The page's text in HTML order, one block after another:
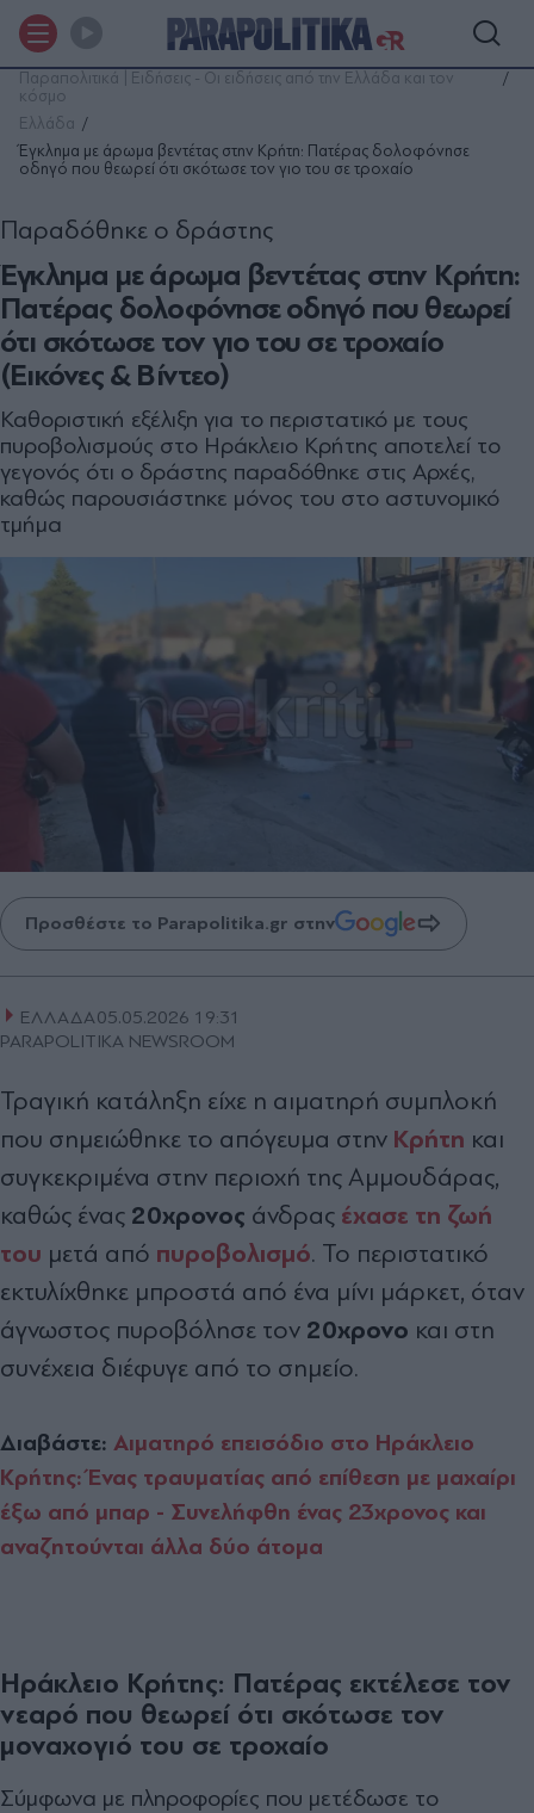
Παραπολιτικά | Ειδήσεις - Οι ειδήσεις από την Ελλάδα και τον
κόσμο
Ελλάδα
Έγκλημα με άρωμα βεντέτας στην Κρήτη: Πατέρας δολοφόνησε
οδηγό που θεωρεί ότι σκότωσε τον γιο του σε τροχαίο
Έγκλημα με άρωμα βεντέτας στην Κρήτη:
Πατέρας δολοφόνησε οδηγό που θεωρεί
ότι σκότωσε τον γιο του σε τροχαίο
(Εικόνες & Βίντεο)
Παραδόθηκε ο δράστης
Καθοριστική εξέλιξη για το περιστατικό με τους
πυροβολισμούς στο Ηράκλειο Κρήτης αποτελεί το
γεγονός ότι ο δράστης παραδόθηκε στις Αρχές,
καθώς παρουσιάστηκε μόνος του στο αστυνομικό
τμήμα
Προσθέστε το Parapolitika.gr στην
ΕΛΛΑΔΑ05.05.2026 19:31
PARAPOLITIKA NEWSROOM
Τραγική κατάληξη είχε η αιματηρή συμπλοκή
που σημειώθηκε το απόγευμα στην Κρήτη και
συγκεκριμένα στην περιοχή της Αμμουδάρας,
καθώς ένας 20χρονος άνδρας έχασε τη ζωή
του μετά από πυροβολισμό. Το περιστατικό
εκτυλίχθηκε μπροστά από ένα μίνι μάρκετ, όταν
άγνωστος πυροβόλησε τον 20χρονο και στη
συνέχεια διέφυγε από το σημείο.
Διαβάστε: Αιματηρό επεισόδιο στο Ηράκλειο
Κρήτης: Ένας τραυματίας από επίθεση με μαχαίρι
έξω από μπαρ - Συνελήφθη ένας 23χρονος και
αναζητούνται άλλα δύο άτομα
Ηράκλειο Κρήτης: Πατέρας εκτέλεσε τον
νεαρό που θεωρεί ότι σκότωσε τον
μοναχογιό του σε τροχαίο
Σύμφωνα με πληροφορίες που μετέδωσε το